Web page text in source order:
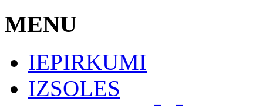
MENU
IEPIRKUMI
IZSOLES